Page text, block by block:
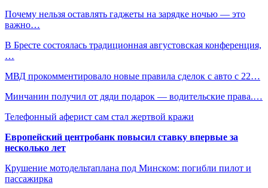
Почему нельзя оставлять гаджеты на зарядке ночью — это
важно…
В Бресте состоялась традиционная августовская конференция,
…
МВД прокомментировало новые правила сделок с авто с 22…
Минчанин получил от дяди подарок — водительские права.…
Телефонный аферист сам стал жертвой кражи
Европейский центробанк повысил ставку впервые за
несколько лет
Крушение мотодельтаплана под Минском: погибли пилот и
пассажирка